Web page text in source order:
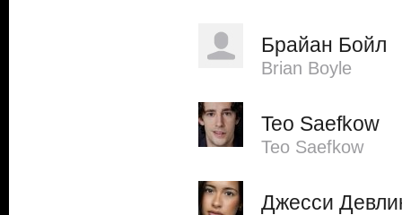
Брайан Бойл
Brian Boyle
Teo Saefkow
Teo Saefkow
Джесси